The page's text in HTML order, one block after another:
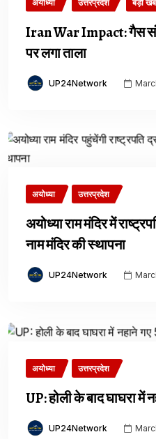
अयोध्या उत्तरप्रदेश बड़ी
Iran War Impact: गैस
पर लगा ताला
UP24Network
अयोध्या उत्तरप्रदेश
अयोध्या राम मंदिर में
नाम मंदिर की स्थापना
UP24Network
अयोध्या उत्तरप्रदेश
UP: होली के बाद घाघरा में
UP24Network